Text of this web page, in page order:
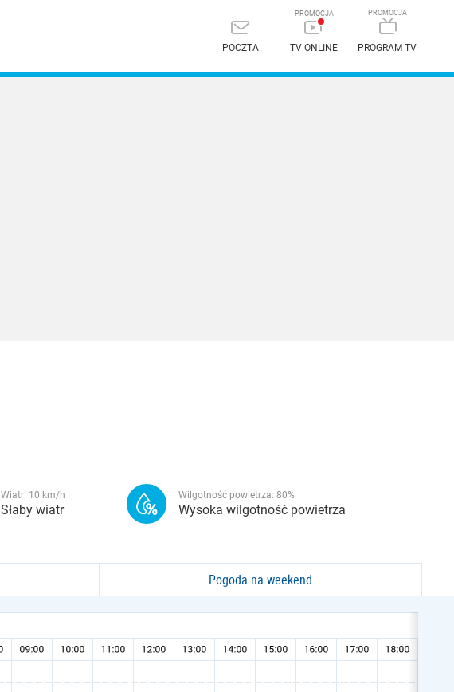
POCZTA TV ONLINE PROGRAM TV
Wiatr: 10 km/h
Słaby wiatr
Wilgotność powietrza: 80%
Wysoka wilgotność powietrza
Pogoda na weekend